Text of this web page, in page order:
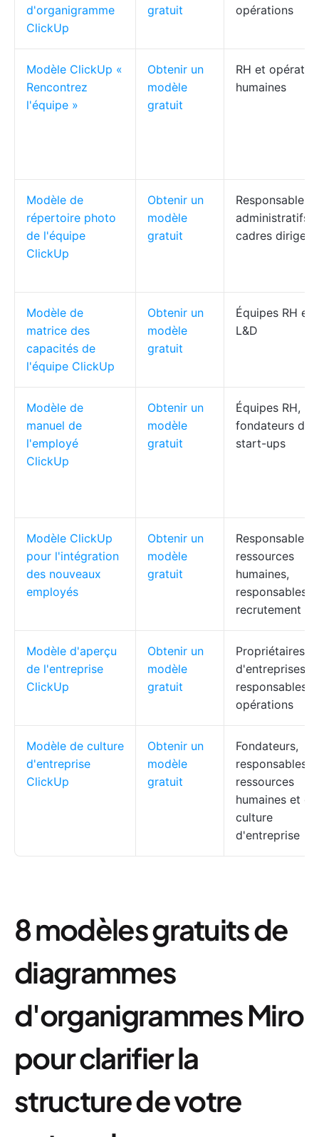
d'organigramme
ClickUp
gratuit
opérations
Modèle ClickUp «
Rencontrez
l'équipe »
Obtenir un
modèle
gratuit
RH et
humaines
Modèle de
répertoire photo
de l'équipe
ClickUp
Obtenir un
modèle
gratuit
Responsables
administratifs,
cadres
Modèle de
matrice des
capacités de
l'équipe ClickUp
Obtenir un
modèle
gratuit
Équipes RH et
L&D
Modèle de
manuel de
l'employé
ClickUp
Obtenir un
modèle
gratuit
Équipes RH,
fondateurs de
start-ups
Modèle ClickUp
pour l'intégration
des nouveaux
employés
Obtenir un
modèle
gratuit
Responsables
ressources
humaines,
responsables
recrutement
Modèle d'aperçu
de l'entreprise
ClickUp
Obtenir un
modèle
gratuit
Propriétaires
d'entreprises,
responsables
opérations
Modèle de culture
d'entreprise
ClickUp
Obtenir un
modèle
gratuit
Fondateurs,
responsables
ressources
humaines et
culture
d'entreprise
8 modèles gratuits de
diagrammes
d'organigrammes Miro
pour clarifier la
structure de votre